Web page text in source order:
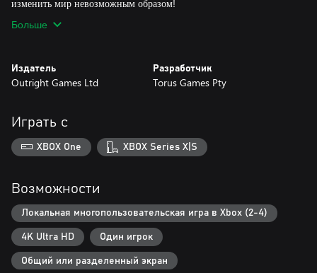
Больше
Издатель
Outright Games Ltd
Разработчик
Torus Games Pty
Играть с
XBOX One XBOX Series X|S
Возможности
Локальная многопользовательская игра в Xbox (2-4)
4K Ultra HD Один игрок
Общий или разделенный экран